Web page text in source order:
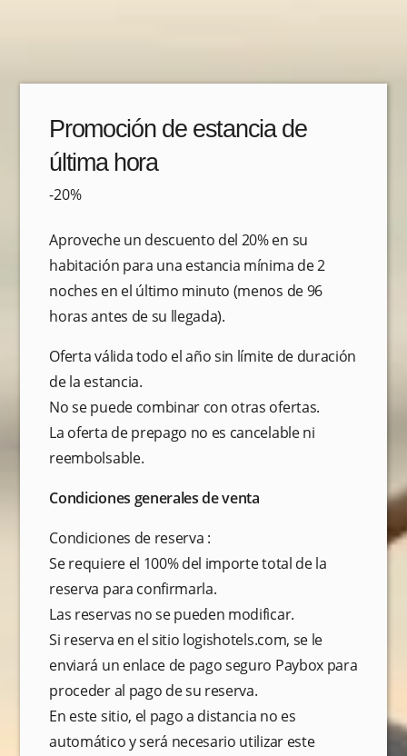
Promoción de estancia de
última hora
-20%
Aproveche un descuento del 20% en su
habitación para una estancia mínima de 2
noches en el último minuto (menos de 96
horas antes de su llegada).
Oferta válida todo el año sin límite de duración
de la estancia.
No se puede combinar con otras ofertas.
La oferta de prepago no es cancelable ni
reembolsable.
Condiciones generales de venta
Condiciones de reserva :
Se requiere el 100% del importe total de la
reserva para confirmarla.
Las reservas no se pueden modificar.
Si reserva en el sitio logishotels.com, se le
enviará un enlace de pago seguro Paybox para
proceder al pago de su reserva.
En este sitio, el pago a distancia no es
automático y será necesario utilizar este